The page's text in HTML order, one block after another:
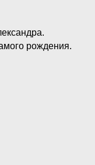
рождения.